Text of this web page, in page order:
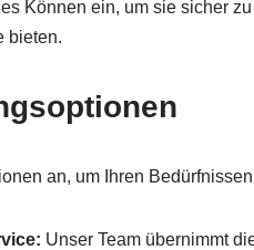
Können ein, um sie sicher
bieten.
an, um Ihren
Unser Team übernimmt